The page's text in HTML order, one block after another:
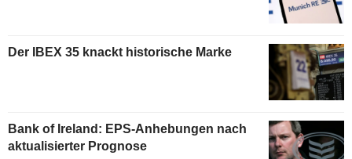
Der IBEX 35 knackt historische Marke
Bank of Ireland: EPS-Anhebungen nach
aktualisierter Prognose